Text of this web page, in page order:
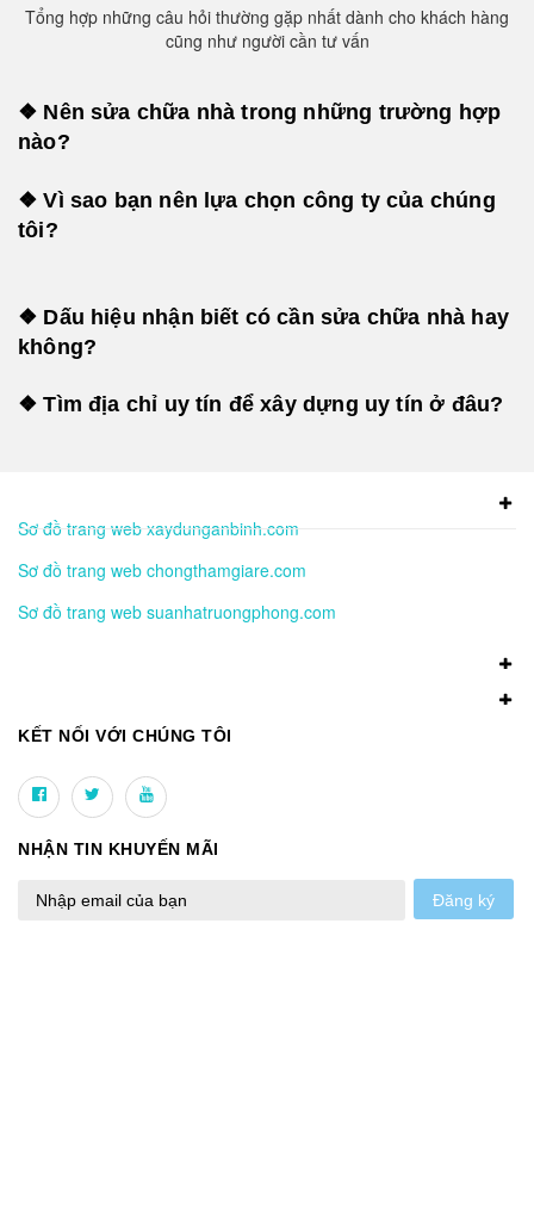
Tổng hợp những câu hỏi thường gặp nhất dành cho khách hàng
cũng như người cần tư vấn
❖ Nên sửa chữa nhà trong những trường hợp
nào?
❖ Vì sao bạn nên lựa chọn công ty của chúng
tôi?
❖ Dấu hiệu nhận biết có cần sửa chữa nhà hay
không?
❖ Tìm địa chỉ uy tín để xây dựng uy tín ở đâu?
Sơ đồ trang web xaydunganbinh.com
Sơ đồ trang web chongthamgiare.com
Sơ đồ trang web suanhatruongphong.com
KẾT NỐI VỚI CHÚNG TÔI
NHẬN TIN KHUYẾN MÃI
Đăng ký